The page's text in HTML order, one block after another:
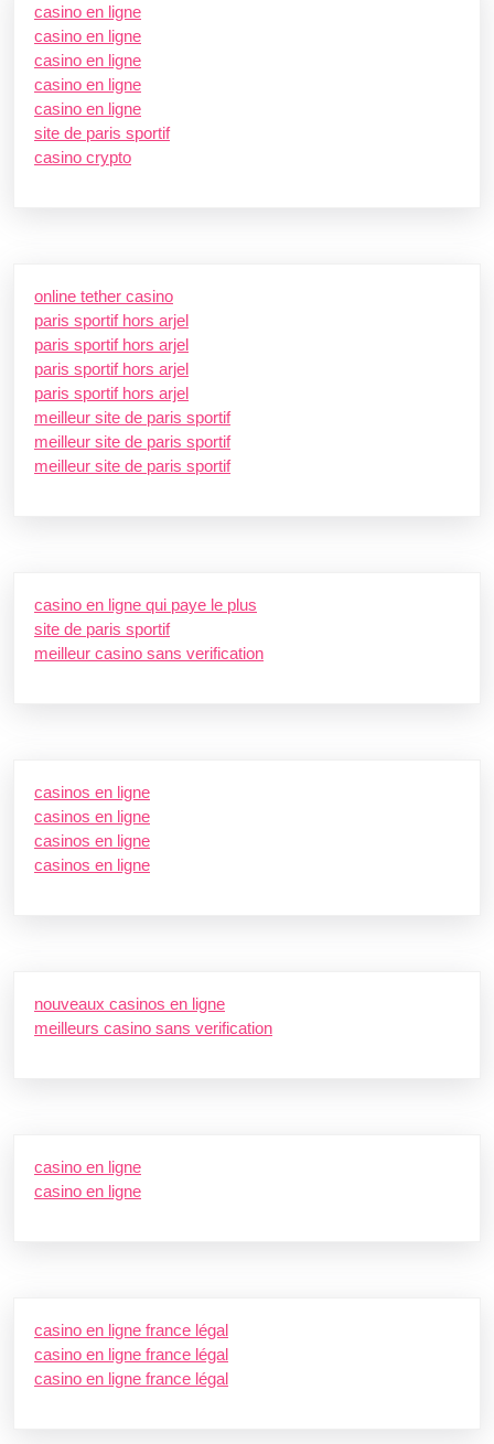
casino en ligne
casino en ligne
casino en ligne
casino en ligne
casino en ligne
site de paris sportif
casino crypto
online tether casino
paris sportif hors arjel
paris sportif hors arjel
paris sportif hors arjel
paris sportif hors arjel
meilleur site de paris sportif
meilleur site de paris sportif
meilleur site de paris sportif
casino en ligne qui paye le plus
site de paris sportif
meilleur casino sans verification
casinos en ligne
casinos en ligne
casinos en ligne
casinos en ligne
nouveaux casinos en ligne
meilleurs casino sans verification
casino en ligne
casino en ligne
casino en ligne france légal
casino en ligne france légal
casino en ligne france légal